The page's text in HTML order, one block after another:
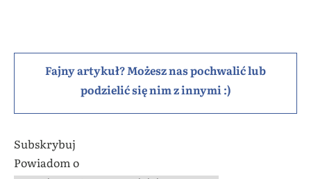
Fajny artykuł? Możesz nas pochwalić lub
podzielić się nim z innymi :)
Subskrybuj
Powiadom o